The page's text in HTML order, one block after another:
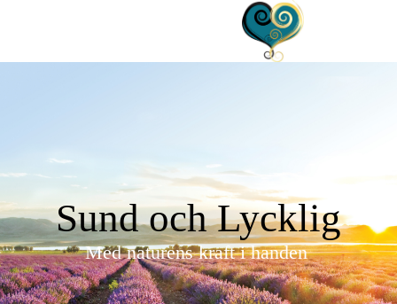
Sund och Lycklig
Med naturens kraft i handen